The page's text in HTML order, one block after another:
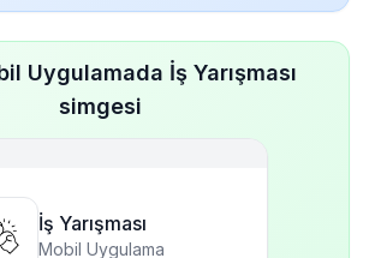
Uygulamada İş Yarışması
simgesi
İş Yarışması
Mobil Uygulama